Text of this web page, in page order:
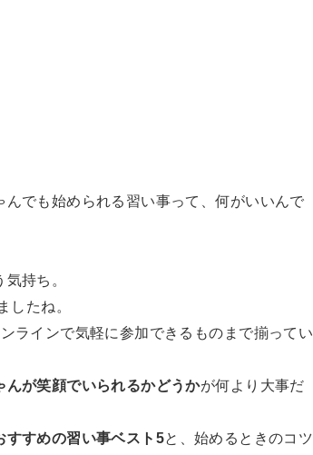
でも始められる習い事って、何がいいんで
持ち。
したね。
ラインで気軽に参加できるものまで揃ってい
んが笑顔でいられるかどうかが何より大事だ
すすめの習い事ベスト5と、始めるときのコツ